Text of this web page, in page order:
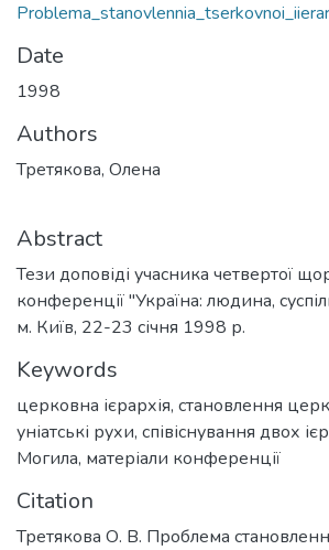
Date
1998
Authors
Третякова, Олена
Abstract
Тези доповіді учасника четвертої
конференції "Україна: людина,
м. Київ, 22-23 січня 1998 р.
Keywords
церковна ієрархія, становлення
уніатські рухи, співіснування двох
Могила, матеріали конференції
Citation
Третякова О. В. Проблема